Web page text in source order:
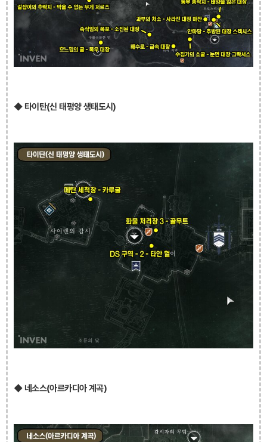
◆ 타이탄(신 태평양 생태도시)
◆ 네소스(아르카디아 계곡)